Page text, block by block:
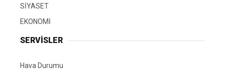
SİYASET
EKONOMİ
SERVİSLER
Hava Durumu